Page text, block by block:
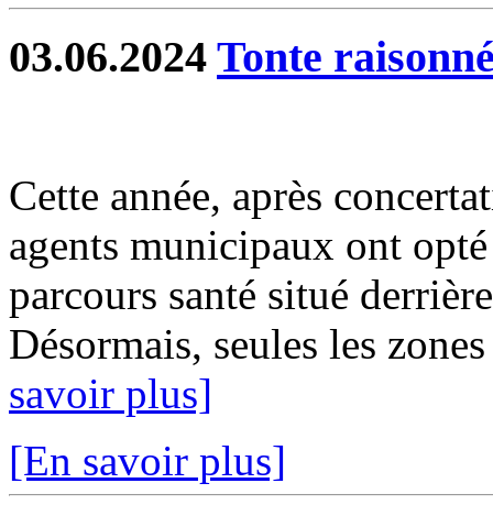
03.06.2024 Tonte
Cette année, après
agents municipaux ont
parcours santé situé
Désormais, seules les
savoir plus]
[En savoir plus]